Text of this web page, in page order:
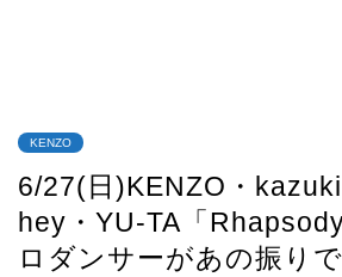
KENZO
6/27(日)KENZO・
hey・YU-TA「
ロダンサーがあの振り